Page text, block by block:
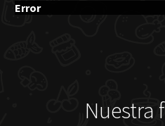
Error
Nuestra